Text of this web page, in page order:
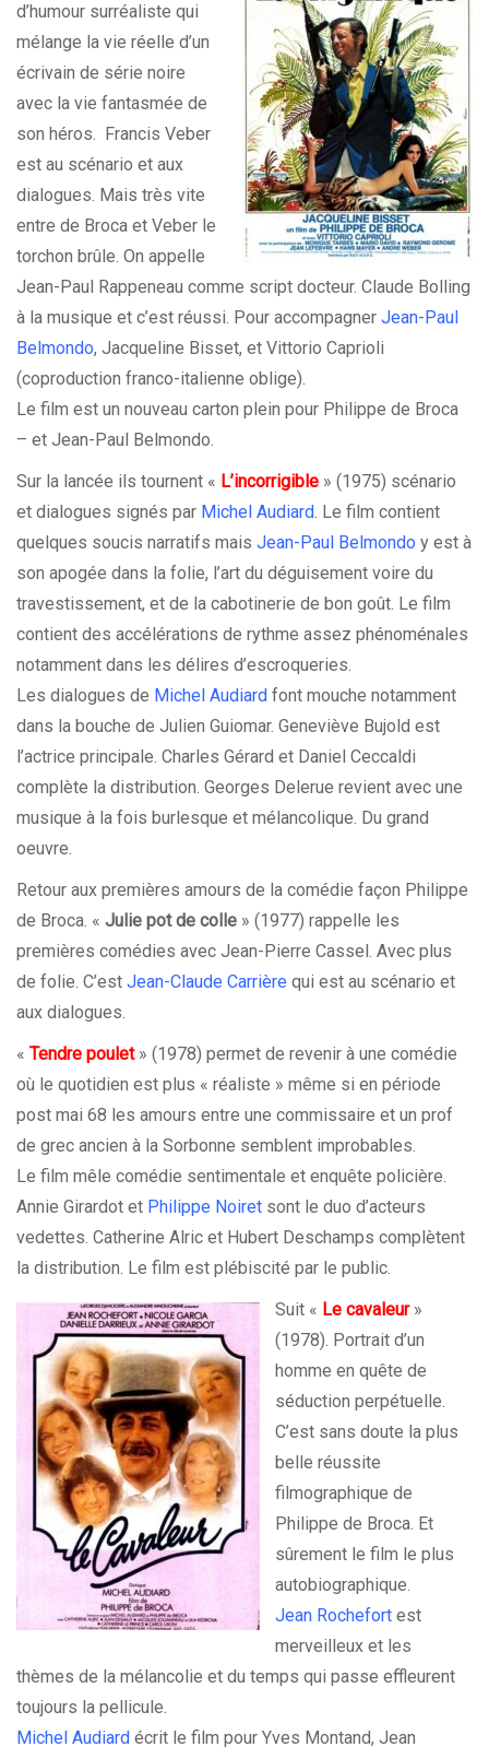
d’humour surréaliste qui
mélange la vie réelle d’un
écrivain de série noire
avec la vie fantasmée de
son héros. Francis Veber
est au scénario et aux
dialogues. Mais très vite
entre de Broca et Veber le
torchon brûle. On appelle
Jean-Paul Rappeneau comme script docteur. Claude Bolling
à la musique et c’est réussi. Pour accompagner Jean-Paul
Belmondo, Jacqueline Bisset, et Vittorio Caprioli
(coproduction franco-italienne oblige).
Le film est un nouveau carton plein pour Philippe de Broca
– et Jean-Paul Belmondo.
Sur la lancée ils tournent « L’incorrigible » (1975) scénario
et dialogues signés par Michel Audiard. Le film contient
quelques soucis narratifs mais Jean-Paul Belmondo y est à
son apogée dans la folie, l’art du déguisement voire du
travestissement, et de la cabotinerie de bon goût. Le film
contient des accélérations de rythme assez phénoménales
notamment dans les délires d’escroqueries.
Les dialogues de Michel Audiard font mouche notamment
dans la bouche de Julien Guiomar. Geneviève Bujold est
l’actrice principale. Charles Gérard et Daniel Ceccaldi
complète la distribution. Georges Delerue revient avec une
musique à la fois burlesque et mélancolique. Du grand
oeuvre.
Retour aux premières amours de la comédie façon Philippe
de Broca. « Julie pot de colle » (1977) rappelle les
premières comédies avec Jean-Pierre Cassel. Avec plus
de folie. C’est Jean-Claude Carrière qui est au scénario et
aux dialogues.
« Tendre poulet» (1978) permet de revenir à une comédie
où le quotidien est plus « réaliste » même si en période
post mai 68 les amours entre une commissaire et un prof
de grec ancien à la Sorbonne semblent improbables.
Le film mêle comédie sentimentale et enquête policière.
Annie Girardot et Philippe Noiret sont le duo d’acteurs
vedettes. Catherine Alric et Hubert Deschamps complètent
la distribution. Le film est plébiscité par le public.
Suit « Le cavaleur»
(1978). Portrait d’un
homme en quête de
séduction perpétuelle.
C’est sans doute la plus
belle réussite
filmographique de
Philippe de Broca. Et
sûrement le film le plus
autobiographique.
Jean Rochefort est
merveilleux et les
thèmes de la mélancolie et du temps qui passe effleurent
toujours la pellicule.
Michel Audiard écrit le film pour Yves Montand, Jean